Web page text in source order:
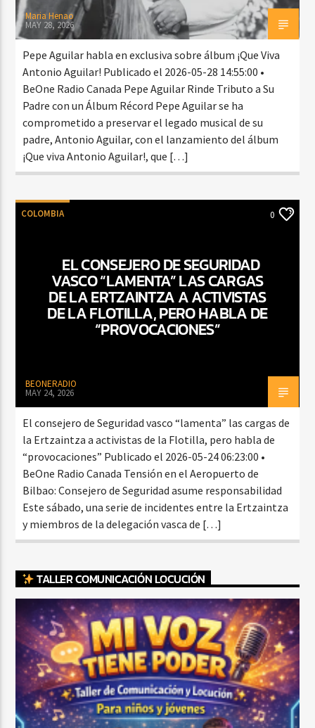
Maria Henao
MAY 28, 2026
Pepe Aguilar habla en exclusiva sobre álbum ¡Que Viva
Antonio Aguilar! Publicado el 2026-05-28 14:55:00 •
BeOne Radio Canada Pepe Aguilar Rinde Tributo a Su
Padre con un Álbum Récord Pepe Aguilar se ha
comprometido a preservar el legado musical de su
padre, Antonio Aguilar, con el lanzamiento del álbum
¡Que viva Antonio Aguilar!, que […]
COLOMBIA 0
EL CONSEJERO DE SEGURIDAD
VASCO “LAMENTA” LAS CARGAS
DE LA ERTZAINTZA A ACTIVISTAS
DE LA FLOTILLA, PERO HABLA DE
“PROVOCACIONES”
BEONERADIO
MAY 24, 2026
El consejero de Seguridad vasco “lamenta” las cargas de
la Ertzaintza a activistas de la Flotilla, pero habla de
“provocaciones” Publicado el 2026-05-24 06:23:00 •
BeOne Radio Canada Tensión en el Aeropuerto de
Bilbao: Consejero de Seguridad asume responsabilidad
Este sábado, una serie de incidentes entre la Ertzaintza
y miembros de la delegación vasca de […]
TALLER COMUNICACIÓN LOCUCIÓN